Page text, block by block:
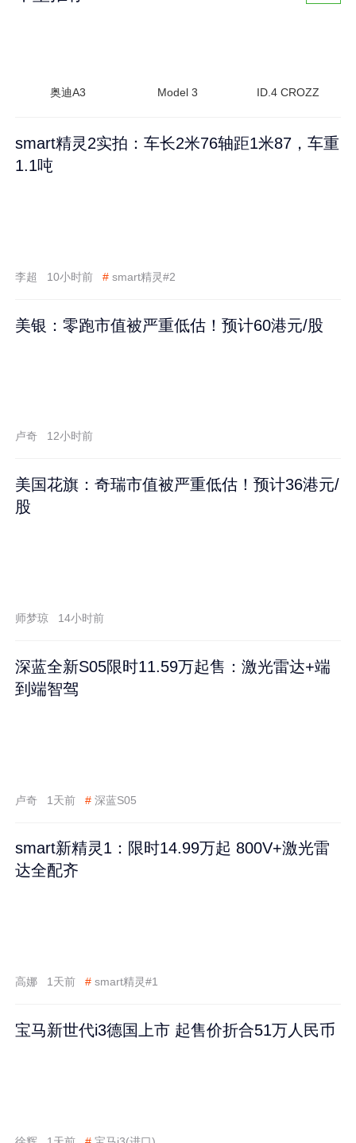
奥迪A3 Model 3 ID.4 CROZZ
smart精灵2实拍：车长2米76轴距1米87，车重
1.1吨
李超 10小时前 # smart精灵#2
美银：零跑市值被严重低估！预计60港元/股
卢奇 12小时前
美国花旗：奇瑞市值被严重低估！预计36港元/
股
师梦琼 14小时前
深蓝全新S05限时11.59万起售：激光雷达+端
到端智驾
卢奇 1天前 # 深蓝S05
smart新精灵1：限时14.99万起 800V+激光雷
达全配齐
高娜 1天前 # smart精灵#1
宝马新世代i3德国上市 起售价折合51万人民币